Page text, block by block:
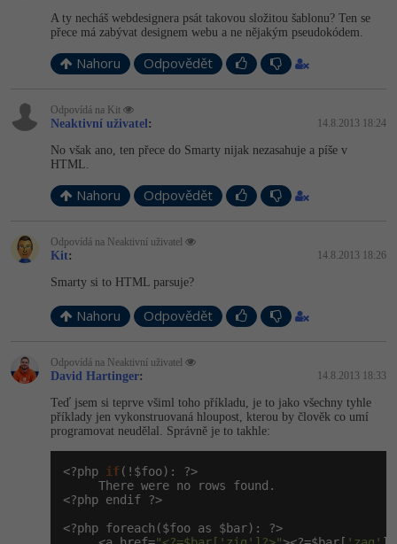
A ty necháš webdesignera psát takovou složitou šablonu? Ten se
přece má zabývat designem webu a ne nějakým pseudokódem.
Nahoru Odpovědět
Odpovídá na Kit
Neaktivní uživatel: 14.8.2013 18:24
No však ano, ten přece do Smarty nijak nezasahuje a píše v
HTML.
Nahoru Odpovědět
Odpovídá na Neaktivní uživatel
Kit: 14.8.2013 18:26
Smarty si to HTML parsuje?
Nahoru Odpovědět
Odpovídá na Neaktivní uživatel
David Hartinger: 14.8.2013 18:33
Teď jsem si teprve všiml toho příkladu, je to jako všechny tyhle
příklady jen vykonstruovaná hloupost, kterou by člověk co umí
programovat neudělal. Správně je to takhle:
<?php if (!$foo): ?>
     There were no rows found.
<?php endif ?>
<?php foreach($foo as $bar): ?>